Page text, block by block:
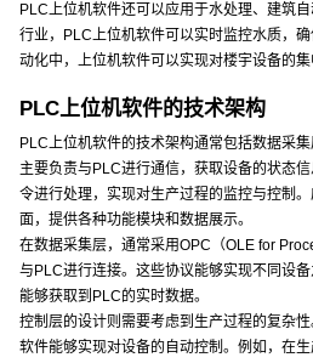
PLC上位机软件还可以应用于水处理、建筑
行业，PLC上位机软件可以实时监控水质，
动化中，上位机软件可以实现对楼宇设备的
PLC上位机软件的技术架构
PLC上位机软件的技术架构通常包括数据采
主要负责与PLC进行通信，获取设备的状态
令进行处理，实现对生产过程的监控与控制
面，提供各种功能模块和数据展示。
在数据采集层，通常采用OPC（OLE for
与PLC进行连接。这些协议能够实现不同设
能够获取到PLC的实时数据。
控制层的设计则需要考虑到生产过程的复杂
软件能够实现对设备的自动控制。例如，在